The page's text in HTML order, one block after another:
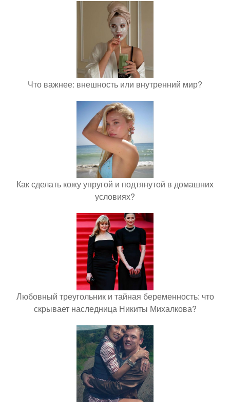
Что важнее: внешность или внутренний мир?
Как сделать кожу упругой и подтянутой в домашних
условиях?
Любовный треугольник и тайная беременность: что
скрывает наследница Никиты Михалкова?